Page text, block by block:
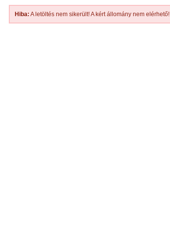
Hiba: A letöltés nem sikerült! A kért állomány nem elérhető!